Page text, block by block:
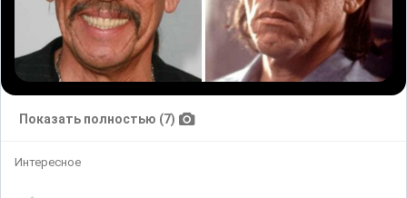
Показать полностью (7)
Интересное